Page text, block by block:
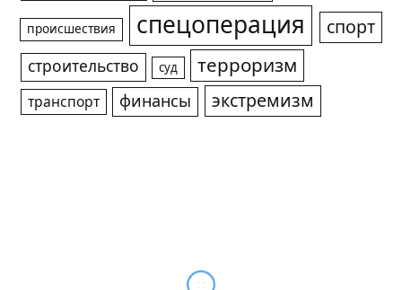
происшествия спецоперация спорт
строительство суд терроризм
транспорт финансы экстремизм